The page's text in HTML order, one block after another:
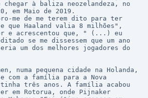
chegar à baliza neozelandeza, no
em Maio de 2019.
me de me terem dito para ter
que Haaland valia 8 milhões",
e acrescentou que, " (...) eu
se me dissessem que um ano
um dos melhores jogadores do
numa pequena cidade na Holanda,
com a família para a Nova
tinha três anos. A família acabou
em Rotorua, onde Pijnaker